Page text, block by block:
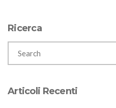
Ricerca
Articoli Recenti